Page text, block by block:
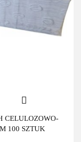
CELULOZOWO-
100 SZTUK